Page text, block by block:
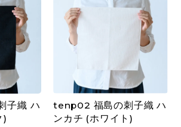
子織 ハ
)
tenp02 福島の刺子織 ハ
ンカチ (ホワイト)